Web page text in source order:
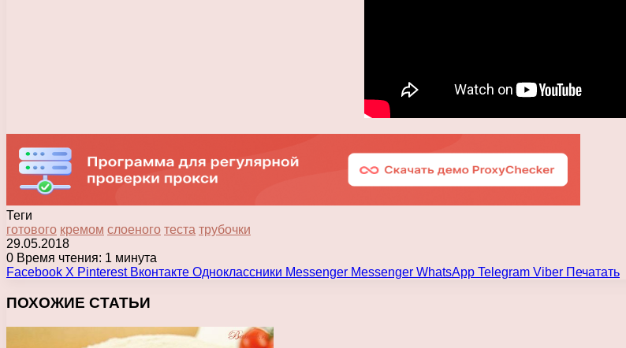
Теги
готового кремом слоеного теста трубочки
29.05.2018
0 Время чтения: 1 минута
Facebook X Pinterest Вконтакте Одноклассники Messenger Messenger WhatsApp Telegram Viber Печатать
ПОХОЖИЕ СТАТЬИ